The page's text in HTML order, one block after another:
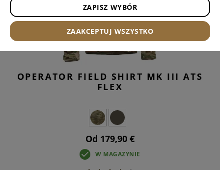
OPERATOR FIELD SHIRT MK III ATS
FLEX
Od 179,90 €
W MAGAZYNIE
ZAPISZ WYBÓR
ZAAKCEPTUJ WSZYSTKO